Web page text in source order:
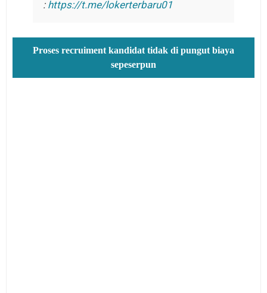
: https://t.me/lokerterbaru01
Proses recruiment kandidat tidak di pungut biaya
sepeserpun